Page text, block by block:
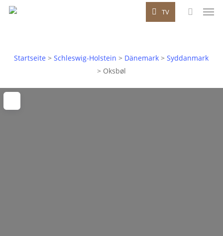
Skip
TV
Startseite >Schleswig-Holstein > Dänemark >Syddanmark
> Oksbøl